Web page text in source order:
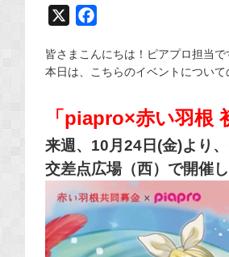
c
e
o
o
k
皆さまこんにちは！ピアプロ担当で
本日は、こちらのイベントについ
「piapro×赤い羽根
来週、10月24日(金)より
交差点広場（西）で開催